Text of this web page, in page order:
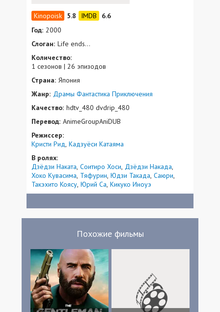
5.8
6.6
Год: 2000
Слоган: Life ends...
Количество:
1 сезонов | 26 эпизодов
Страна: Япония
Жанр: Драмы Фантастика Приключения
Качество: hdtv_480 dvdrip_480
Перевод: AnimeGroupAniDUB
Режиссер:
Кристи Рид Кадзуёси Катаяма
В ролях:
Дзёдзи Наката Соитиро Хоси Дзёдзи Накада
Хоко Кувасима Тяфурин Юдзи Такада Саюри
Такэхито Коясу Юрий Са Кикуко Иноуэ
Похожие фильмы